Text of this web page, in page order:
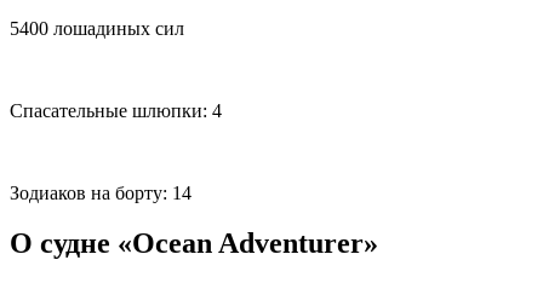
5400 лошадиных сил
Спасательные шлюпки: 4
Зодиаков на борту: 14
О судне «Ocean Adventurer»